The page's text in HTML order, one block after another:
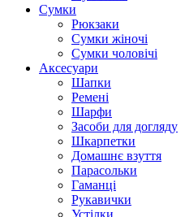
Сумки
Рюкзаки
Сумки жіночі
Сумки чоловічі
Аксеcуари
Шапки
Ремені
Шарфи
Засоби для догляду
Шкарпетки
Домашнє взуття
Парасольки
Гаманці
Рукавички
Устілки